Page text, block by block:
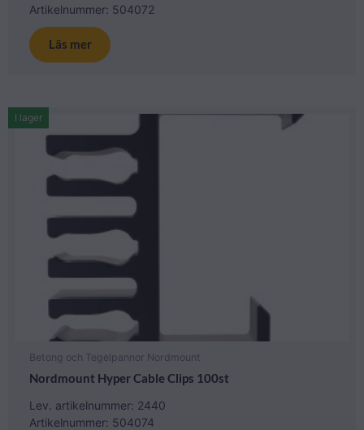
Artikelnummer: 504072
Läs mer
Betong och Tegelpannor Nordmount
Nordmount Hyper Cable Clips 100st
Lev. artikelnummer: 2440
Artikelnummer: 504074
I lager